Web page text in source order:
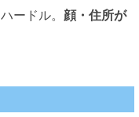
ードル。 顔・住所が